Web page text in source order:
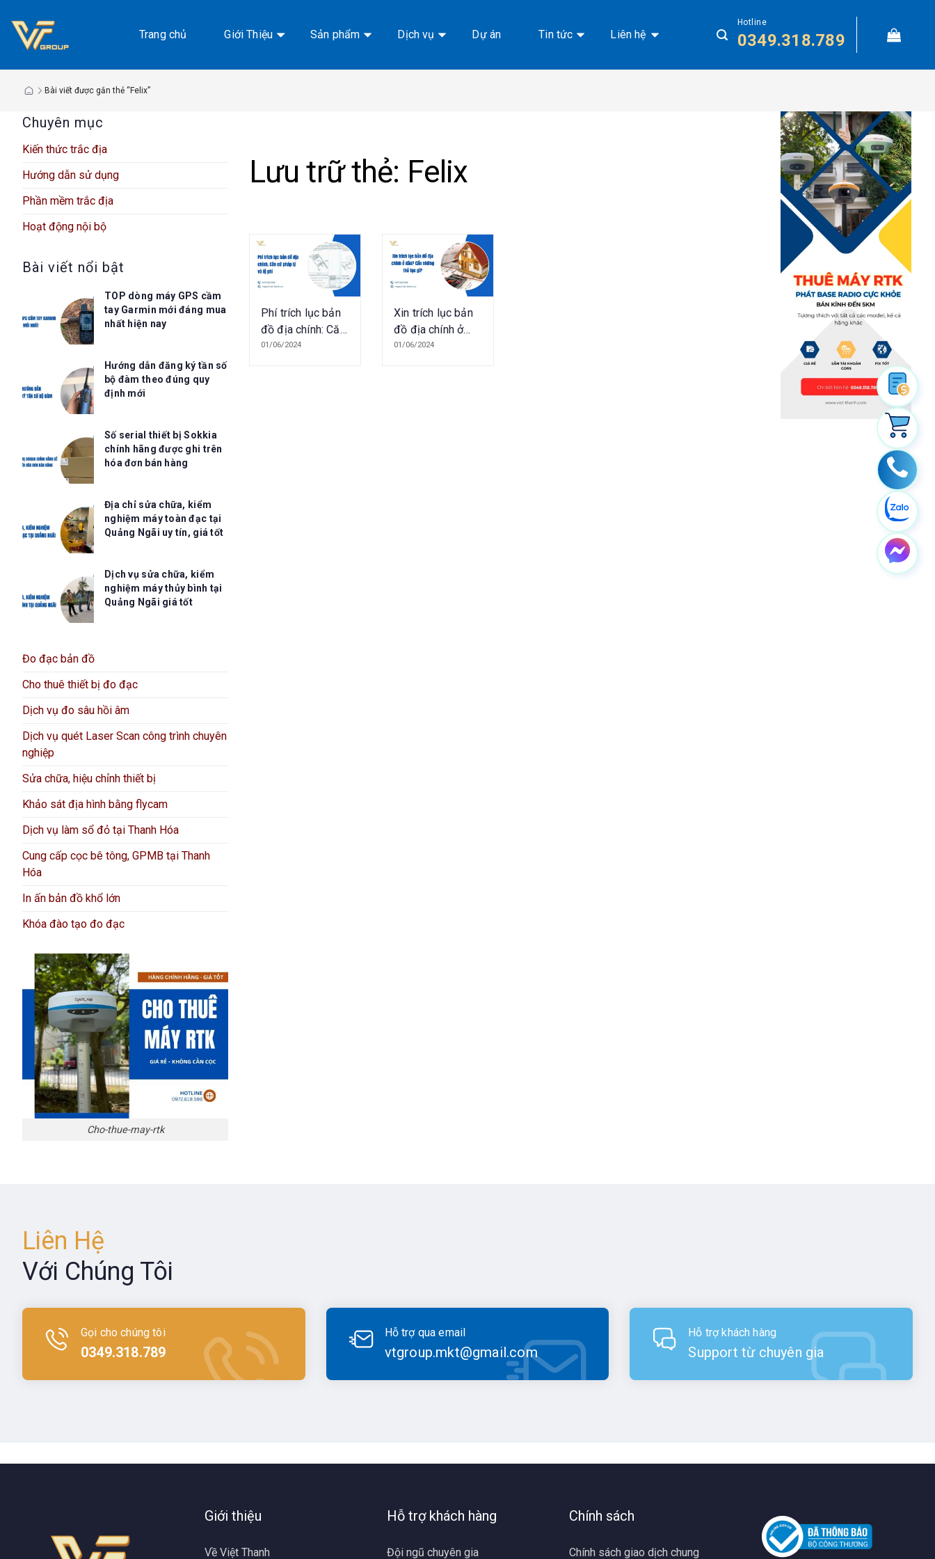
đến
Trang chủ Giới Thiệu Sản phẩm Dịch vụ Dự án Tin tức Liên hệ
Hotline
0349.318.789
Bài viết được gắn thẻ “Felix”
Chuyên mục
Kiến thức trắc địa
Hướng dẫn sử dụng
Phần mềm trắc địa
Hoạt động nội bộ
Bài viết nổi bật
TOP dòng máy GPS cầm
tay Garmin mới đáng mua
nhất hiện nay
Hướng dẫn đăng ký tần số
bộ đàm theo đúng quy
định mới
Số serial thiết bị Sokkia
chính hãng được ghi trên
hóa đơn bán hàng
Địa chỉ sửa chữa, kiểm
nghiệm máy toàn đạc tại
Quảng Ngãi uy tín, giá tốt
Dịch vụ sửa chữa, kiểm
nghiệm máy thủy bình tại
Quảng Ngãi giá tốt
Đo đạc bản đồ
Cho thuê thiết bị đo đạc
Dịch vụ đo sâu hồi âm
Dịch vụ quét Laser Scan công trình chuyên
nghiệp
Sửa chữa, hiệu chỉnh thiết bị
Khảo sát địa hình bằng flycam
Dịch vụ làm sổ đỏ tại Thanh Hóa
Cung cấp cọc bê tông, GPMB tại Thanh
Hóa
In ấn bản đồ khổ lớn
Khóa đào tạo đo đạc
Cho-thue-may-rtk
Lưu trữ thẻ: Felix
Phí trích lục bản
đồ địa chính: Căn
cứ pháp lý và lệ
01/06/2024
Xin trích lục bản
đồ địa chính ở
đâu? Cần những
01/06/2024
Liên Hệ
Với Chúng Tôi
Gọi cho chúng tôi
0349.318.789
Hỗ trợ qua email
vtgroup.mkt@gmail.com
Hỗ trợ khách hàng
Support từ chuyên gia
Giới thiệu
Về Việt Thanh
Hỗ trợ khách hàng
Đội ngũ chuyên gia
Chính sách
Chính sách giao dịch chung